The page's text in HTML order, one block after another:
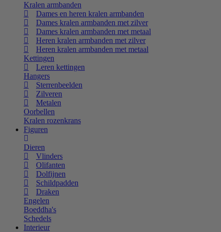
Kralen armbanden
Dames en heren kralen armbanden
Dames kralen armbanden met zilver
Dames kralen armbanden met metaal
Heren kralen armbanden met zilver
Heren kralen armbanden met metaal
Kettingen
Leren kettingen
Hangers
Sterrenbeelden
Zilveren
Metalen
Oorbellen
Kralen rozenkrans
Figuren
Dieren
Vlinders
Olifanten
Dolfijnen
Schildpadden
Draken
Engelen
Boeddha's
Schedels
Interieur